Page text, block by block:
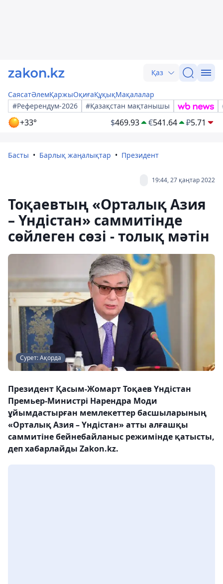
Қаз
СаясатӘлемҚаржыОқиғаҚұқықМақалалар
#Референдум-2026
#Қазақстан мақтанышы
+33° $469.93 €541.64 ₽5.71
Басты Барлық жаңалықтар Президент
19:44, 27 қаңтар 2022
Тоқаевтың «Орталық Азия
– Үндістан» саммитінде
сөйлеген сөзі - толық мәтін
Сурет: Ақорда
Президент Қасым-Жомарт Тоқаев Үндістан
Премьер-Министрі Нарендра Моди
ұйымдастырған мемлекеттер басшыларының
«Орталық Азия – Үндістан» атты алғашқы
саммитіне бейнебайланыс режимінде қатысты,
деп хабарлайды Zakon.kz.